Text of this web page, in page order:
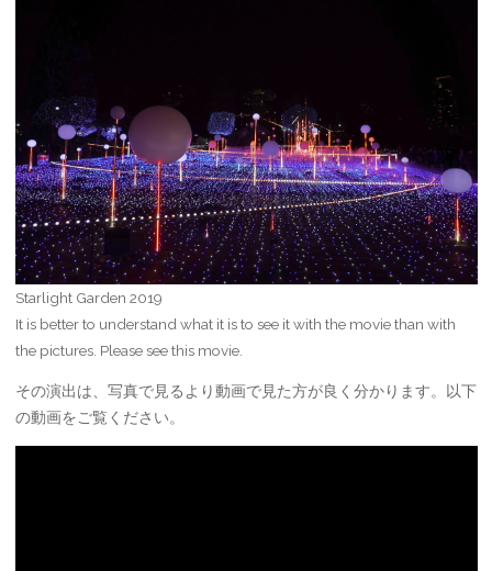
Starlight Garden 2019
It is better to understand what it is to see it with the movie than with
the pictures. Please see this movie.
その演出は、写真で見るより動画で見た方が良く分かります。以下
の動画をご覧ください。